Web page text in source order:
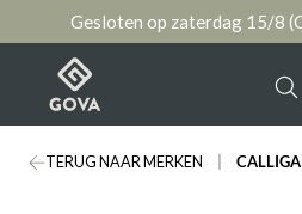
Gesloten op zaterdag 15/8
TERUG NAAR MERKEN